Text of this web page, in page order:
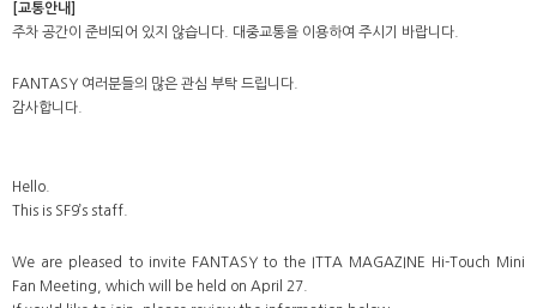
[교통안내]
주차 공간이 준비되어 있지 않습니다. 대중교통을 이용하여 주시기 바랍니다.
FANTASY 여러분들의 많은 관심 부탁 드립니다.
감사합니다.
Hello.
This is SF9’s staff.
We are pleased to invite FANTASY to the ITTA MAGAZINE Hi-Touch Mini
Fan Meeting, which will be held on April 27.